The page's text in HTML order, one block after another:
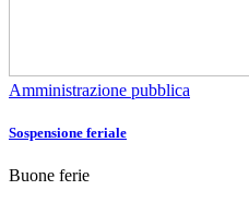
Amministrazione pubblica
Sospensione feriale
Buone ferie